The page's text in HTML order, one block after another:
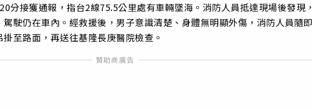
分接獲通報，指台2線75.5公里處有車輛墜海。消防人員抵達現場後發現
駛仍在車內。經救援後，男子意識清楚、身體無明顯外傷，消防人員隨
至路面，再送往基隆長庚醫院檢查。